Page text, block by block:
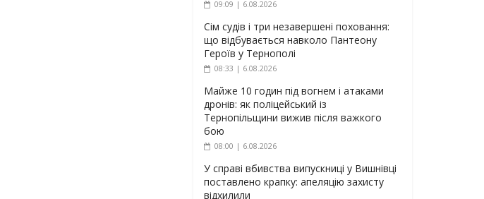
09:09 | 6.08.2026
Сім судів і три незавершені поховання:
що відбувається навколо Пантеону
Героїв у Тернополі
08:33 | 6.08.2026
Майже 10 годин під вогнем і атаками
дронів: як поліцейський із
Тернопільщини вижив після важкого
бою
08:00 | 6.08.2026
У справі вбивства випускниці у Вишнівці
поставлено крапку: апеляцію захисту
відхилили